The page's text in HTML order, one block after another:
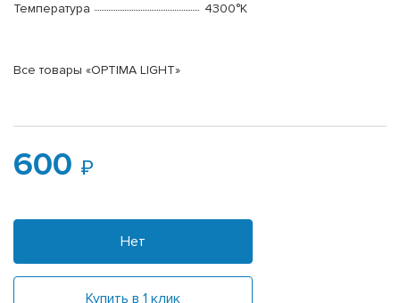
Температура
4300°K
Все товары «OPTIMA LIGHT»
600
Нет
Купить в 1 клик